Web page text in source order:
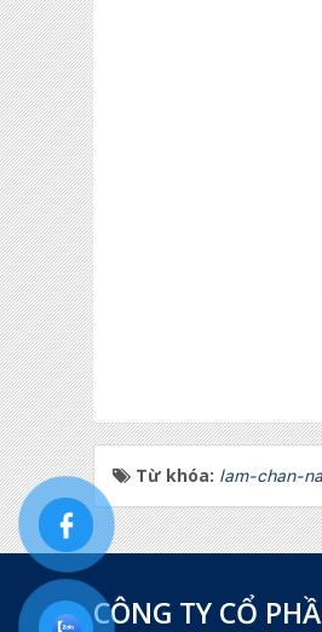
Từ khóa: lam-chan-
CÔNG TY CỔ